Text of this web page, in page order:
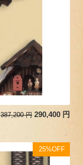
387,200 円 290,400 円
25%OFF